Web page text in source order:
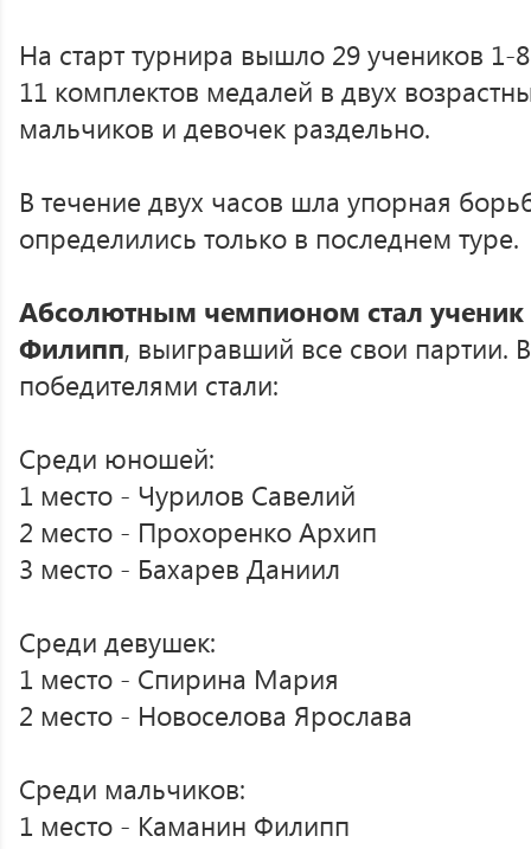
На старт турнира вышло 29 учеников 1-
11 комплектов медалей в двух
мальчиков и девочек раздельно.
В течение двух часов шла упорная
определились только в последнем туре.
Абсолютным чемпионом стал ученик
Филипп, выигравший все свои партии.
победителями стали:
Среди юношей:
1 место - Чурилов Савелий
2 место - Прохоренко Архип
3 место - Бахарев Даниил
Среди девушек:
1 место - Спирина Мария
2 место - Новоселова Ярослава
Среди мальчиков:
1 место - Каманин Филипп